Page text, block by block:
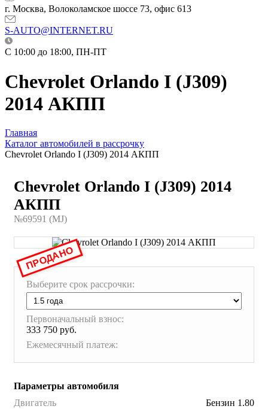
г. Москва, Волоколамское шоссе 73, офис 613
S-AUTO@INTERNET.RU
C 10:00 до 18:00, ПН-ПТ
Chevrolet Orlando I (J309)
2014 АКПП
Главная
Каталог автомобилей в рассрочку
Chevrolet Orlando I (J309) 2014 АКПП
Chevrolet Orlando I (J309) 2014
АКПП
№69591 (МJ)
Выберите срок рассрочки:
Первоначальный взнос:
333 750 руб.
Ежемесячный платеж:
Параметры автомобиля
Двигатель
Бензин 1.80
ПРОДАНО